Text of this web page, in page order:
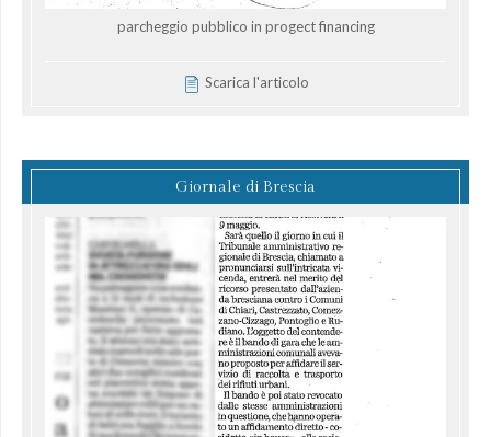
parcheggio pubblico in progect financing
Scarica l'articolo
Giornale di Brescia